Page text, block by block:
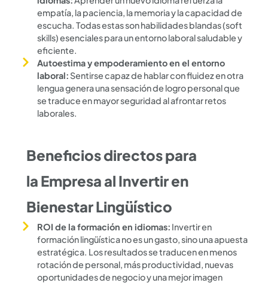
empatía, la paciencia, la memoria y la capacidad de
escucha. Todas estas son habilidades blandas (soft
skills) esenciales para un entorno laboral saludable y
eficiente.
Autoestima y empoderamiento en el entorno
laboral: Sentirse capaz de hablar con fluidez en otra
lengua genera una sensación de logro personal que
se traduce en mayor seguridad al afrontar retos
laborales.
ROI de la formación en idiomas: Invertir en
formación lingüística no es un gasto, sino una apuesta
estratégica. Los resultados se traducen en menos
rotación de personal, más productividad, nuevas
oportunidades de negocio y una mejor imagen
Beneficios directos para
la Empresa al Invertir en
BienestarLingüístico